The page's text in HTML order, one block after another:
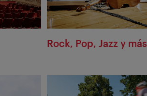
Rock, Pop, Jazz y más